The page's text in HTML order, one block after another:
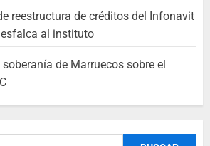
reestructura de créditos del Infonavit
al instituto
de Marruecos sobre el